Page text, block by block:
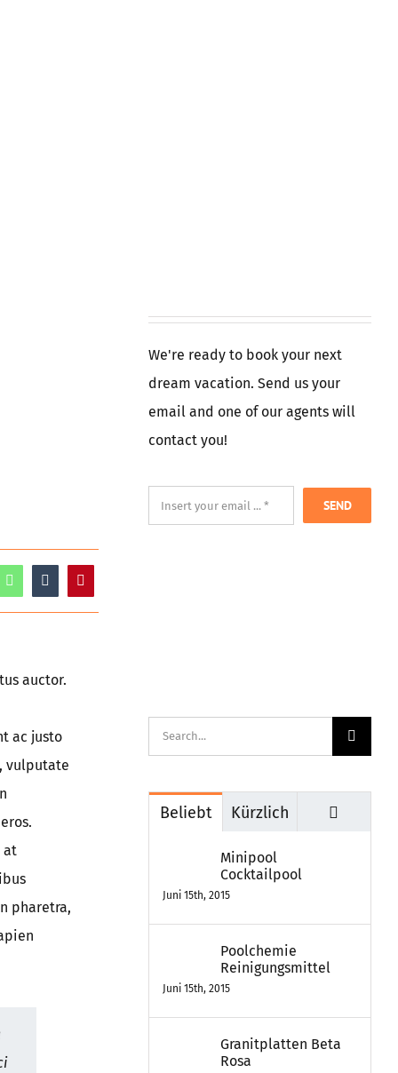
auctor.
ac justo
vulputate
at
pharetra,
We're ready to book your next
dream vacation. Send us your
email and one of our agents will
contact you!
SEND
Suche
nach:
Beliebt Kürzlich
Minipool
Cocktailpool
Juni 15th, 2015
Poolchemie
Reinigungsmittel
Juni 15th, 2015
Granitplatten Beta
Rosa